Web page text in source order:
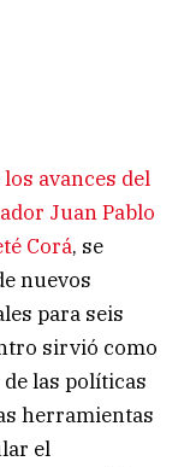
avances del
Juan Pablo
Corá, se
nuevos
para seis
sirvió como
las políticas
herramientas
el